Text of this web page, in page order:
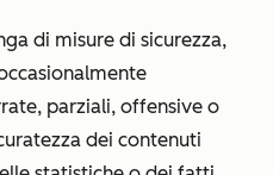
di misure di sicurezza,
parziali, offensive o
dei contenuti